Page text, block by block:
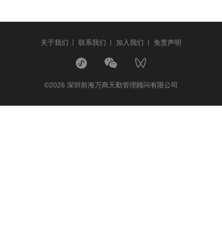
关于我们 联系我们 加入我们 免责声明
©2026 深圳前海万商天勤管理顾问有限公司